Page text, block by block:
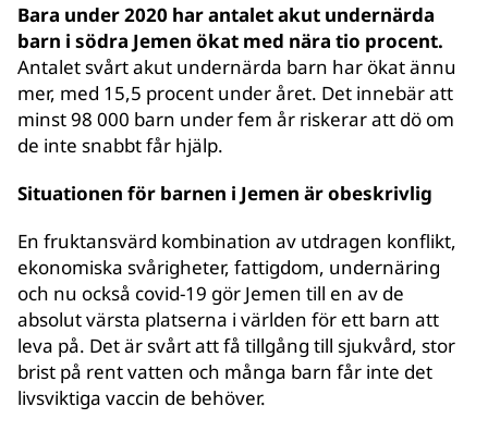
Bara under 2020 har antalet akut undernärda
barn i södra Jemen ökat med nära tio procent.
Antalet svårt akut undernärda barn har ökat ännu
mer, med 15,5 procent under året. Det innebär att
minst 98 000 barn under fem år riskerar att dö om
de inte snabbt får hjälp.
Situationen för barnen i Jemen är obeskrivlig
En fruktansvärd kombination av utdragen konflikt,
ekonomiska svårigheter, fattigdom, undernäring
och nu också covid-19 gör Jemen till en av de
absolut värsta platserna i världen för ett barn att
leva på. Det är svårt att få tillgång till sjukvård, stor
brist på rent vatten och många barn får inte det
livsviktiga vaccin de behöver.